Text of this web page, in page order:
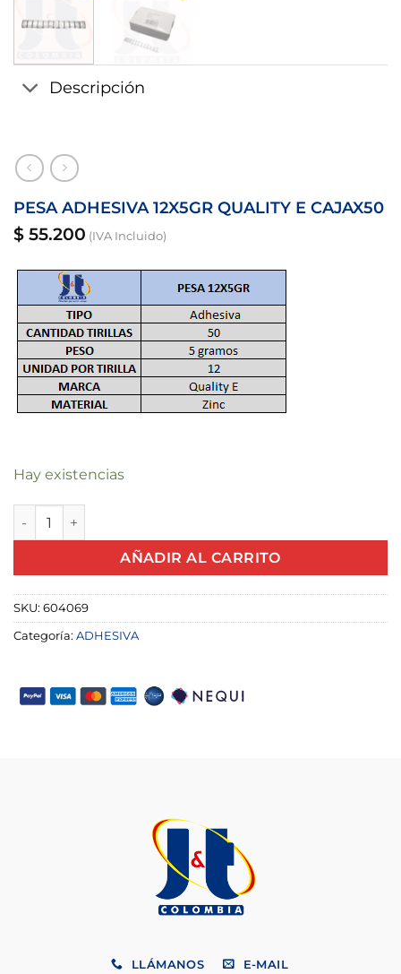
Descripción
PESA ADHESIVA 12X5GR QUALITY E CAJAX50
$ 55.200 (IVA Incluido)
Hay existencias
PESA ADHESIVA 12X5GR QUALITY E CAJAX50 cantidad
AÑADIR AL CARRITO
SKU: 604069
Categoría: ADHESIVA
LLÁMANOS E-MAIL